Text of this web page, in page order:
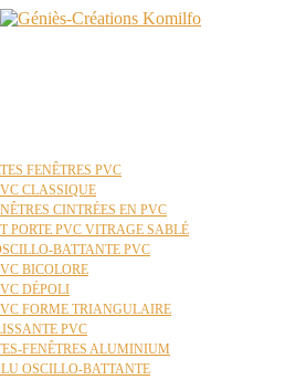
FENÊTRES PVC
CLASSIQUE
CINTRÉES EN PVC
PORTE PVC VITRAGE SABLÉ
BATTANTE PVC
BICOLORE
DÉPOLI
FORME TRIANGULAIRE
PVC
FENÊTRES ALUMINIUM
OSCILLO-BATTANTE